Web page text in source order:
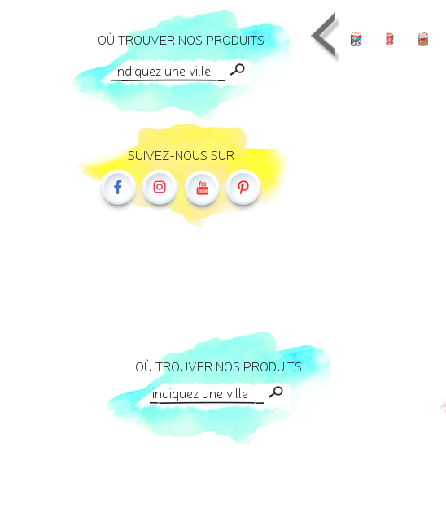
OÙ TROUVER NOS PRODUITS
SUIVEZ-NOUS SUR
OÙ TROUVER NOS PRODUITS